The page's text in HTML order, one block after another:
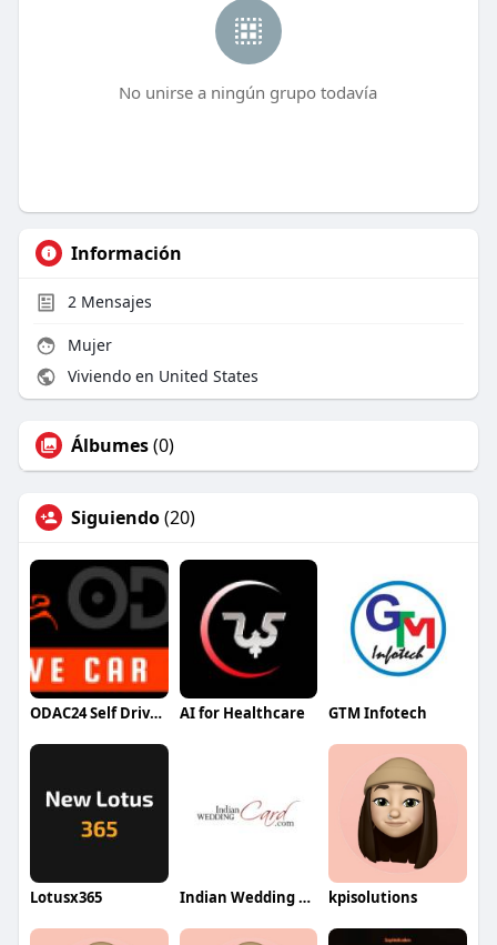
No unirse a ningún grupo todavía
Información
2Mensajes
Mujer
Viviendo en United States
Álbumes(0)
Siguiendo(20)
ODAC24 Self Drive Cars in Chandigarh AI for Healthcare GTM Infotech
Lotusx365 Indian Wedding Card kpisolutions